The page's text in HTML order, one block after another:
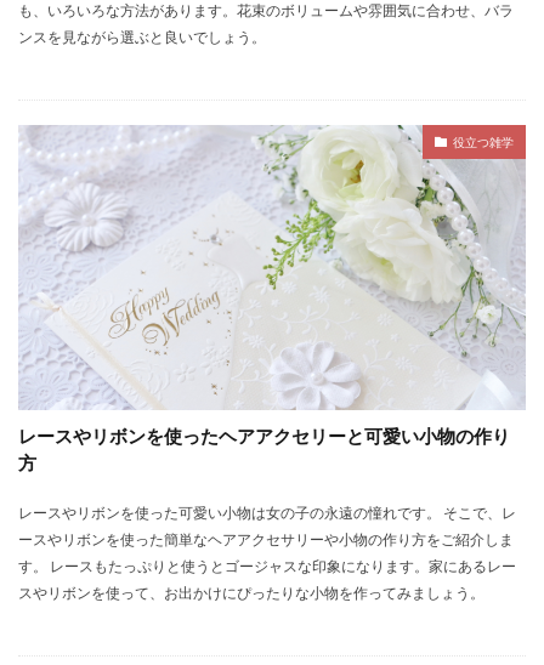
も、いろいろな方法があります。花束のボリュームや雰囲気に合わせ、バラ
ンスを見ながら選ぶと良いでしょう。
役立つ雑学
レースやリボンを使ったヘアアクセリーと可愛い小物の作り
方
レースやリボンを使った可愛い小物は女の子の永遠の憧れです。 そこで、レ
ースやリボンを使った簡単なヘアアクセサリーや小物の作り方をご紹介しま
す。 レースもたっぷりと使うとゴージャスな印象になります。家にあるレー
スやリボンを使って、お出かけにぴったりな小物を作ってみましょう。